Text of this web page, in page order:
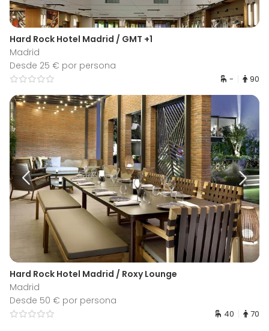
Hard Rock Hotel Madrid / GMT +1
Madrid
Desde 25 € por persona
- 90
Hard Rock Hotel Madrid / Roxy Lounge
Madrid
Desde 50 € por persona
40 70